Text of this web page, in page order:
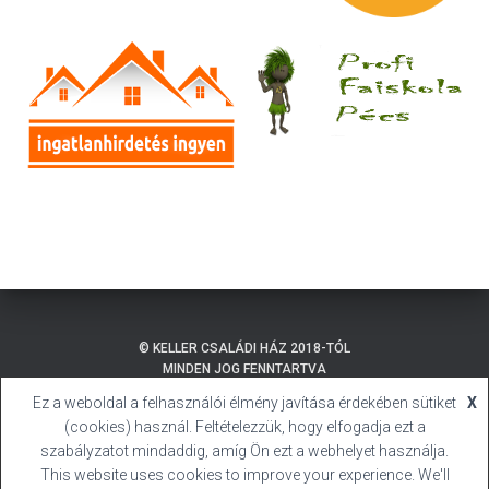
© KELLER CSALÁDI HÁZ 2018-TÓL
MINDEN JOG FENNTARTVA
ADATKEZELÉSI TÁJÉKOZTATÓ
SÜTI (COOKIE) TÁJÉKOZTATÓ
BALATONMÁRIAFÜRDŐ
HIVATALOS HONLAP
Ez a weboldal a felhasználói élmény javítása érdekében sütiket
(cookies) használ. Feltételezzük, hogy elfogadja ezt a
szabályzatot mindaddig, amíg Ön ezt a webhelyet használja.
This website uses cookies to improve your experience. We'll
X